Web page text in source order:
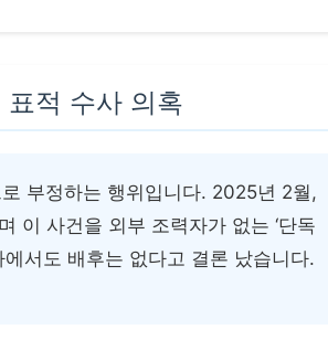
적 수사 의혹
부정하는 행위입니다. 2025년 2월,
이 사건을 외부 조력자가 없는 ‘단독
서도 배후는 없다고 결론 났습니다.